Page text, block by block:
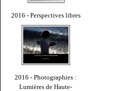
2016 - Perspectives libres
2016 - Photographies :
Lumières de Haute-